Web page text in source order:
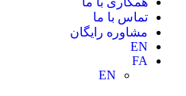
تماس با ما
مشاوره رایگان
EN
FA
EN